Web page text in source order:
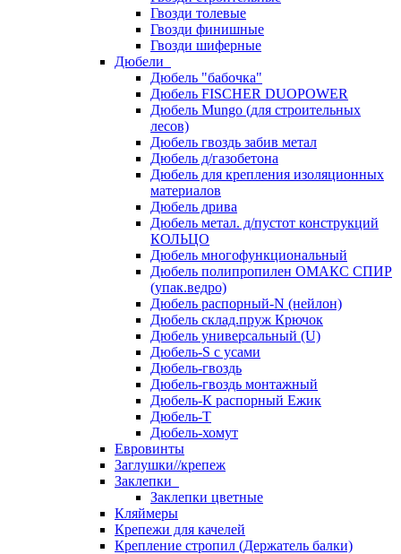
Гвозди толевые
Гвозди финишные
Гвозди шиферные
Дюбели
Дюбель "бабочка"
Дюбель FISCHER DUOPOWER
Дюбель Mungo (для строительных
лесов)
Дюбель гвоздь забив метал
Дюбель д/газобетона
Дюбель для крепления изоляционных
материалов
Дюбель дрива
Дюбель метал. д/пустот конструкций
КОЛЬЦО
Дюбель многофункциональный
Дюбель полипропилен ОМАКС СПИР
(упак.ведро)
Дюбель распорный-N (нейлон)
Дюбель склад.пруж Крючок
Дюбель универсальный (U)
Дюбель-S с усами
Дюбель-гвоздь
Дюбель-гвоздь монтажный
Дюбель-К распорный Ежик
Дюбель-Т
Дюбель-хомут
Евровинты
Заглушки//крепеж
Заклепки
Заклепки цветные
Кляймеры
Крепежи для качелей
Крепление стропил (Держатель балки)